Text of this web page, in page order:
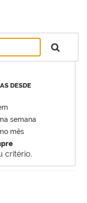
critério.
DESDE
semana
mês